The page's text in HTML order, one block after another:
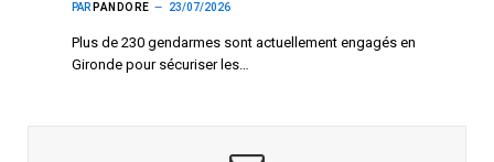
PAR PANDORE 23/07/2026
Plus de 230 gendarmes sont actuellement engagés en
Gironde pour sécuriser les…